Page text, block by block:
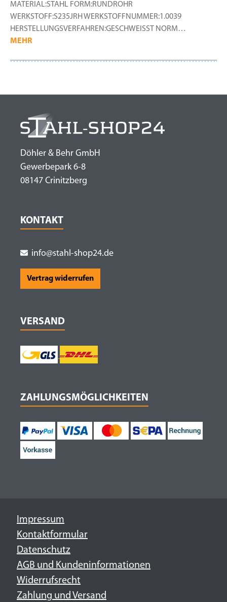
MATERIAL:STAHL FORM:RUNDROHR
WERKSTOFF:S235JRH WERKSTOFFNUMMER:1.0039
HERSTELLUNGSVERFAHREN:GESCHWEISST NORM…
MEHR
Döhler & Behr GmbH
Gewerbepark 6-8
08147 Crinitzberg
KONTAKT
info@stahl-shop24.de
Vertrag widerrufen
VERSAND
ZAHLUNGSMÖGLICHKEITEN
Impressum
Kontaktformular
Datenschutz
AGB und Kundeninformationen
Widerrufsrecht
Zahlung und Versand